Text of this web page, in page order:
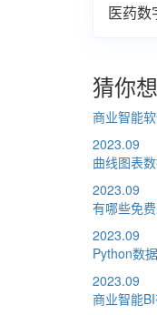
医药数
猜你
商业智能
2023.09
曲线图表
2023.09
有哪些免
2023.09
Python数
2023.09
商业智能BI